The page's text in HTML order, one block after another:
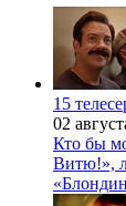
15
02
Кто бы
Витю!»,